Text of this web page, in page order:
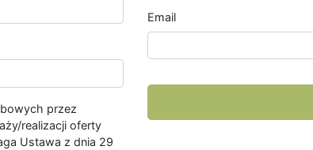
przez
realizacji oferty
Ustawa z dnia 29
Email